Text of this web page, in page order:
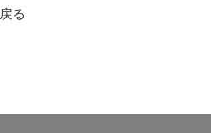
戻る